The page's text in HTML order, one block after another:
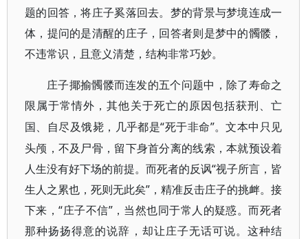
题的回答，将庄子奚落回去。梦的背景与梦境连成一
体，提问的是清醒的庄子，回答者则是梦中的髑髅，
不违常识，且意义清楚，结构非常巧妙。
庄子揶揄髑髅而连发的五个问题中，除了寿命之
限属于常情外，其他关于死亡的原因包括获刑、亡
国、自尽及饿毙，几乎都是“死于非命”。文本中只见
头颅，不及尸骨，留下身首分离的线索，本就预设着
人生没有好下场的前提。而死者的反讽“视子所言，皆
生人之累也，死则无此矣”，精准反击庄子的挑衅。接
下来，“庄子不信”，当然也同于常人的疑惑。而死者
那种扬扬得意的说辞，却让庄子无话可说。这种结